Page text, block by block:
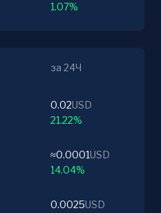
1.07%
за 24Ч
0.02USD
21.22%
≈0.0001USD
14.04%
0.0025USD